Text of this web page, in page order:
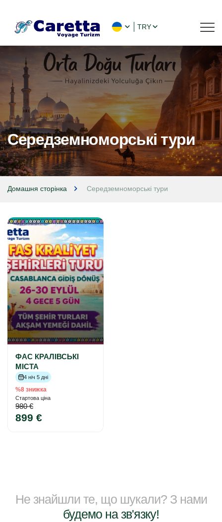
TRY
Середземноморські тури
Домашня сторінка Середземноморські тури
ФАС КРАЛІВСЬКІ
МІСТА
4 ніч 5 дні
%8 знижка
Стартова ціна
980 €
899 €
Не знайшли те, що шукали? З нами
будемо на зв'язку!